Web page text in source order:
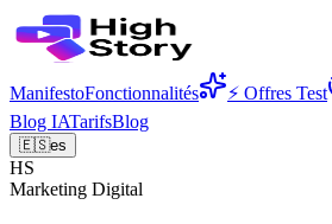
ManifestoFonctionnalités ⚡ Offres Test
Blog IATarifsBlog
🇪🇸es
HS
Marketing Digital